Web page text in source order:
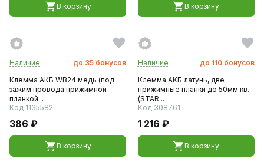
В корзину В корзину
Наличие до 35 бонусов
Клемма АКБ WB24 медь (под
зажим провода прижимной
планкой...
Код 1135582
386 ₽
В корзину
Наличие до 110 бонусов
Клемма АКБ латунь, две
прижимные планки до 50мм кв.
(STAR...
Код 308761
1 216 ₽
В корзину